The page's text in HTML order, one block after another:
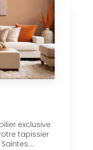
exclusive
tapissier